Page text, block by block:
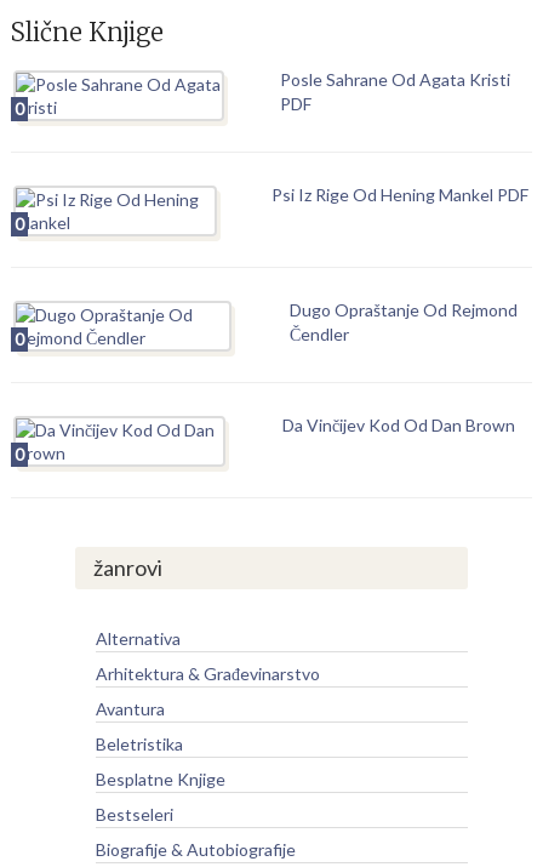
Slične Knjige
0
Posle Sahrane Od Agata Kristi
PDF
0
Psi Iz Rige Od Hening Mankel PDF
0
Dugo Opraštanje Od Rejmond
Čendler
0
Da Vinčijev Kod Od Dan Brown
žanrovi
Alternativa
Arhitektura & Građevinarstvo
Avantura
Beletristika
Besplatne Knjige
Bestseleri
Biografije & Autobiografije